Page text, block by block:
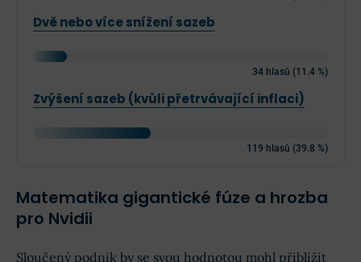
Dvě nebo více snížení sazeb
34 hlasů (11.4 %)
Zvýšení sazeb (kvůli přetrvávající inflaci)
119 hlasů (39.8 %)
Matematika gigantické fúze a hrozba
pro Nvidii
Sloučený podnik by se svou hodnotou mohl přiblížit